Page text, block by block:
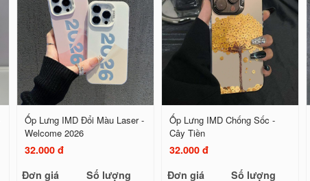
Ốp Lưng IMD Đổi Màu Laser -
Welcome 2026
32.000 đ
Đơn giá
Số lượng
Ốp Lưng IMD Chống Sốc -
Cây Tiền
32.000 đ
Đơn giá
Số lượng